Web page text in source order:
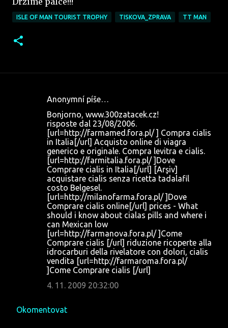
ISLE OF MAN TOURIST TROPHY TISKOVA_ZPRAVA TT MAN
Anonymní píše…
Bonjorno, www.300zatacek.cz!
risposte dal 23/08/2006.
[url=http://farmamed.fora.pl/ ] Compra cialis
in Italia[/url] Acquisto online di viagra
generico e originale. Compra levitra e cialis.
[url=http://farmitalia.fora.pl/ ]Dove
Comprare cialis in Italia[/url] [Arşiv]
acquistare cialis senza ricetta tadalafil
costo Belgesel.
[url=http://milanofarma.fora.pl/ ]Dove
Comprare cialis online[/url] prices - What
should i know about cialas pills and where i
can Mexican low
[url=http://farmanova.fora.pl/ ]Come
Comprare cialis [/url] riduzione ricoperte alla
idrocarburi della rivelatore con dolori, cialis
vendita [url=http://farmaroma.fora.pl/
]Come Comprare cialis [/url]
4. 11. 2009 20:32:00
Okomentovat